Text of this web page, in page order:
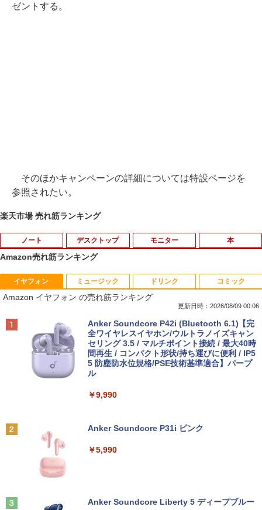
ゼントする。
そのほかキャンペーンの詳細については特設ページを
参照されたい。
楽天市場 売れ筋ランキング
ノート
1
【中古】Apple アップル 純正 Magic Tra
ckpad2 MJ2R2J/A マジック トラックパ
ッド2 タッチパッド A1535 バッテリー内
降 中古
￥11,980
中古パソコン | Panasonic | Let's note
CF-SZ6RDQVS | Windows11 | ノートP
6GB(M.2 SATA) | DVDマルチ | 無線LAN:
Pro64Bit | ACアダプター付属
デスクトップ
1
【マラソン限定30%OFF】中古 HP ProD
esk 400 G5 DM 6GE69AV Core i3 9100
T 第9世代CPU メモリ8GB SSD128GB
Windows11Home 1年保証 Bランク デス
クトップパソコン【CA】 中古デスクト
ップPC 中古デスクトップパソコン 中古
パソコン 中古PC HPパソコン パソコンデ
スクトップ
研究所） BA6(Benny A6) Windows11 C
B SSD128GB 23.8インチ Office付き 無
モニター
1
HP フレームレス モニター 23.8インチ P
24v G4 IPSパネル フルHD HDMI VGA 中
￥7,700
【15%OFFクーポン】KOORUI モニター
Hz 液晶モニター VA/ IPSパネル ゲーミン
グモニター サブモニター FHD WQHD ブ
ズ
￥10,980
8/11まで】 ASUS｜エイスース PCモニ
本
1
杖と剣のウィストリア（16） 【電子書
籍】[ 大森藤ノ ]
￥594
天は赤い河のほとり 全28巻完結セット
￥19,500
ティア (1-27巻 最新刊) + オリジナル収納
Amazon売れ筋ランキング
イヤフォン
Amazon イヤフォン の売れ筋ランキング
更新日時：2026/08/09 00:06
Anker Soundcore P42i (Bluetooth 6.1)【完
全ワイヤレスイヤホン/ウルトラノイズキャン
セリング 3.5 / マルチポイント接続 / 最大40時
間再生 / コンパクト形状/持ち運びに便利 / IP5
5 防塵防水位規格/PSE技術基準適合】パープ
ル
￥9,990
Anker Soundcore P31i ピンク
￥5,990
Anker Soundcore Liberty 5 ディープブルー
ミュージック ドリンク コミック